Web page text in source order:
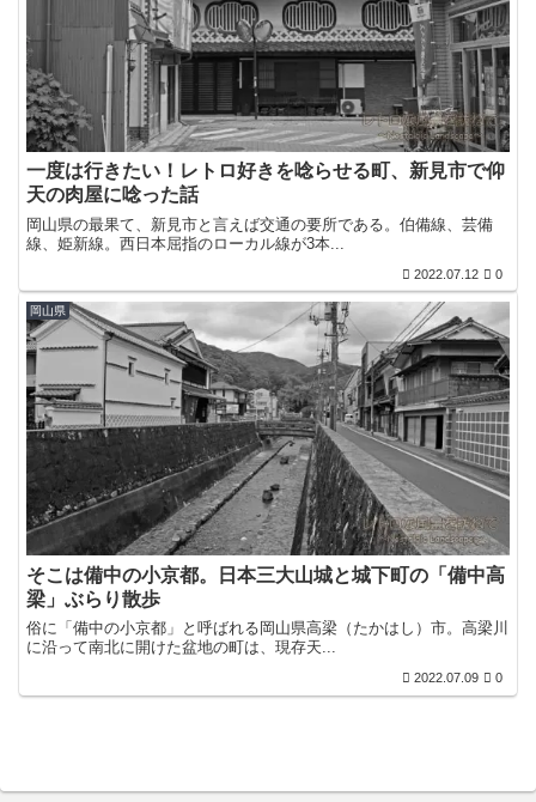
一度は行きたい！レトロ好きを唸らせる町、新見市で仰
天の肉屋に唸った話
岡山県の最果て、新見市と言えば交通の要所である。伯備線、芸備
線、姫新線。西日本屈指のローカル線が3本...
2022.07.12 0
岡山県
そこは備中の小京都。日本三大山城と城下町の「備中高
梁」ぶらり散歩
俗に「備中の小京都」と呼ばれる岡山県高梁（たかはし）市。高梁川
に沿って南北に開けた盆地の町は、現存天...
2022.07.09 0